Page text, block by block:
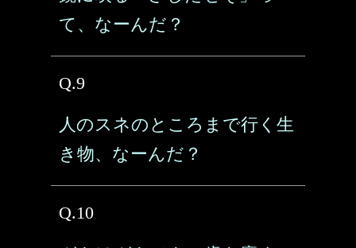
て、なーんだ？
Q.9
人のスネのところまで行く生
き物、なーんだ？
Q.10